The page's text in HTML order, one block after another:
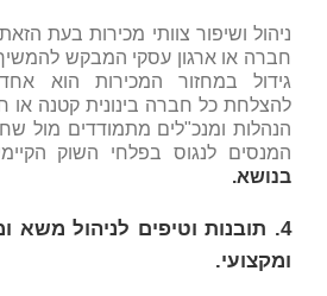
ניהול ושיפור צוותי מכירות בעת
חברה או ארגון עסקי המבקש להמשיך
גידול במחזור המכירות הוא
להצלחת כל חברה בינונית קטנה
הנהלות ומנכ"לים מתמודדים מול
המנסים לנגוס בפלחי השוק
בנושא.
4. תובנות וטיפים לניהול משא
ומקצועי.